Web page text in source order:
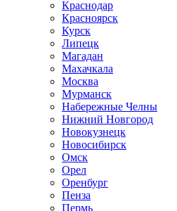
Краснодар
Красноярск
Курск
Липецк
Магадан
Махачкала
Москва
Мурманск
Набережные Челны
Нижний Новгород
Новокузнецк
Новосибирск
Омск
Орел
Оренбург
Пенза
Пермь